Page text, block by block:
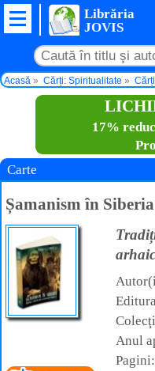
Librăria
JOVIS
Acasă Cărți: Spiritualitate
17%
Carte
Șamanism în Siberia
Anul
Pagini: